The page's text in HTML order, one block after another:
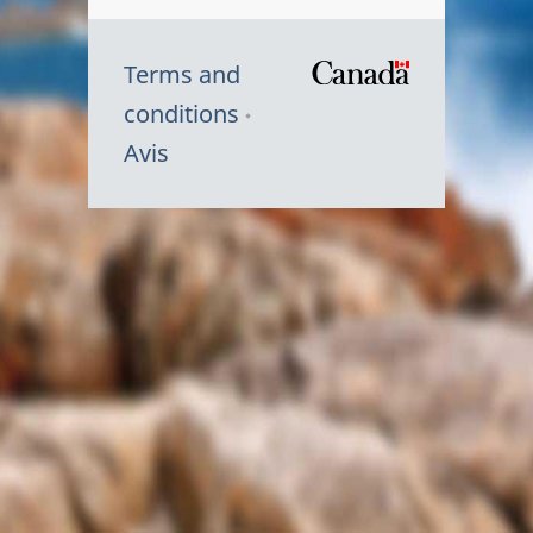
Terms and
conditions
Avis
Symbole
du
Canada